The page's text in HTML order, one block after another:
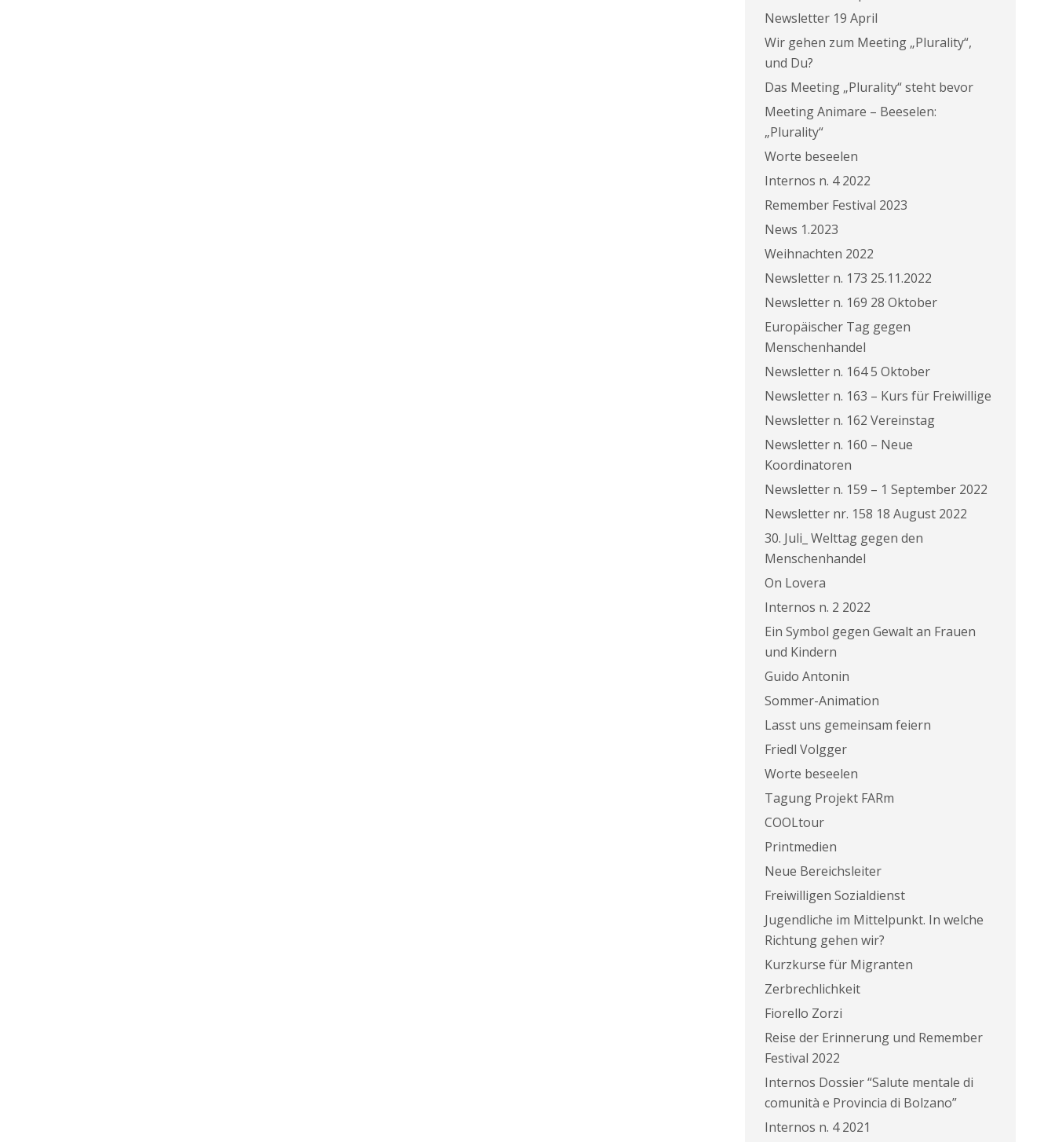
Newsletter 19 April
Wir gehen zum Meeting „Plurality“,
und Du?
Das Meeting „Plurality“ steht bevor
Meeting Animare – Beeselen:
„Plurality“
Worte beseelen
Internos n. 4 2022
Remember Festival 2023
News 1.2023
Weihnachten 2022
Newsletter n. 173 25.11.2022
Newsletter n. 169 28 Oktober
Europäischer Tag gegen
Menschenhandel
Newsletter n. 164 5 Oktober
Newsletter n. 163 – Kurs für Freiwillige
Newsletter n. 162 Vereinstag
Newsletter n. 160 – Neue
Koordinatoren
Newsletter n. 159 – 1 September 2022
Newsletter nr. 158 18 August 2022
30. Juli_ Welttag gegen den
Menschenhandel
On Lovera
Internos n. 2 2022
Ein Symbol gegen Gewalt an Frauen
und Kindern
Guido Antonin
Sommer-Animation
Lasst uns gemeinsam feiern
Friedl Volgger
Worte beseelen
Tagung Projekt FARm
COOLtour
Printmedien
Neue Bereichsleiter
Freiwilligen Sozialdienst
Jugendliche im Mittelpunkt. In welche
Richtung gehen wir?
Kurzkurse für Migranten
Zerbrechlichkeit
Fiorello Zorzi
Reise der Erinnerung und Remember
Festival 2022
Internos Dossier “Salute mentale di
comunità e Provincia di Bolzano”
Internos n. 4 2021